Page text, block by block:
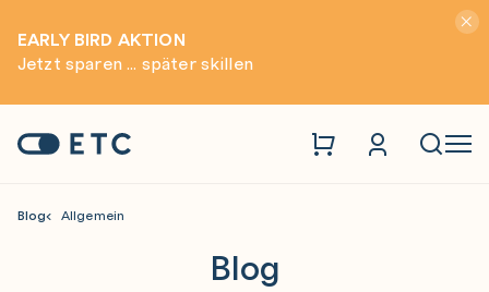
EARLY BIRD AKTION
Jetzt sparen ... später skillen
Startseite: ETC
Blog Allgemein
Blog